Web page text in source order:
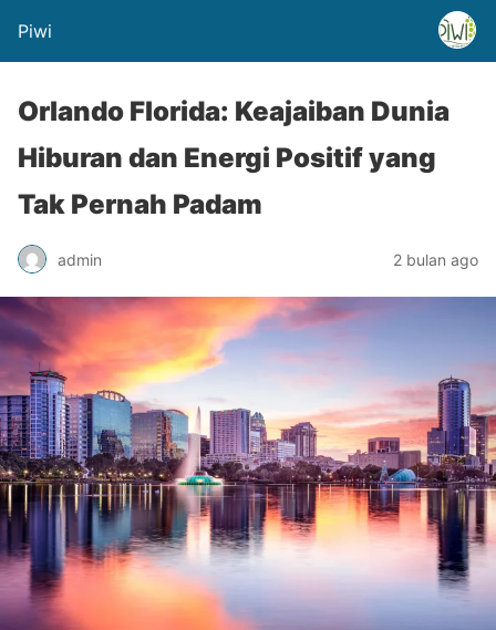
Piwi
Orlando Florida: Keajaiban Dunia
Hiburan dan Energi Positif yang
Tak Pernah Padam
admin 2 bulan ago